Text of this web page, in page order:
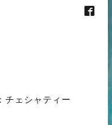
チェシャティー